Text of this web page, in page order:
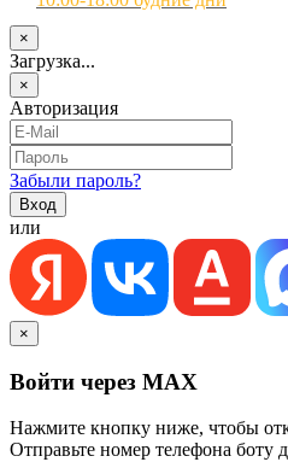
×
Загрузка...
×
Авторизация
Забыли пароль?
или
×
Войти через MAX
Нажмите кнопку ниже, чтобы
Отправьте номер телефона боту